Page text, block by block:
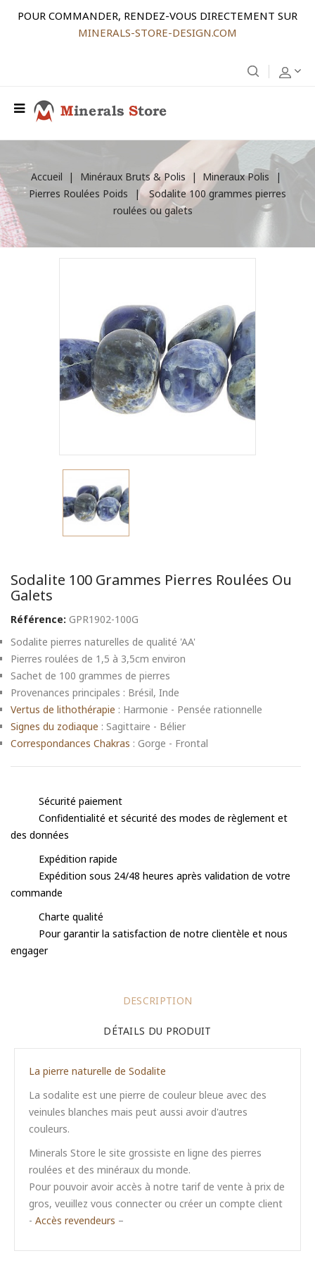
POUR COMMANDER, RENDEZ-VOUS DIRECTEMENT SUR
MINERALS-STORE-DESIGN.COM
Accueil Minéraux Bruts & Polis
Mineraux Polis
Pierres Roulées Poids
Sodalite 100 grammes pierres
roulées ou galets
Sodalite 100 Grammes Pierres Roulées Ou
Galets
Référence: GPR1902-100G
Sodalite pierres naturelles de qualité 'AA'
Pierres roulées de 1,5 à 3,5cm environ
Sachet de 100 grammes de pierres
Provenances principales : Brésil, Inde
Vertus de lithothérapie : Harmonie - Pensée rationnelle
Signes du zodiaque : Sagittaire - Bélier
Correspondances Chakras : Gorge - Frontal
Sécurité paiement
Confidentialité et sécurité des modes de règlement et
des données
Expédition rapide
Expédition sous 24/48 heures après validation de votre
commande
Charte qualité
Pour garantir la satisfaction de notre clientèle et nous
engager
DESCRIPTION
DÉTAILS DU PRODUIT
La pierre naturelle de Sodalite
La sodalite est une pierre de couleur bleue avec des
veinules blanches mais peut aussi avoir d'autres
couleurs.
Minerals Store le site grossiste en ligne des pierres
roulées et des minéraux du monde.
Pour pouvoir avoir accès à notre tarif de vente à prix de
gros, veuillez vous connecter ou créer un compte client
- Accès revendeurs –